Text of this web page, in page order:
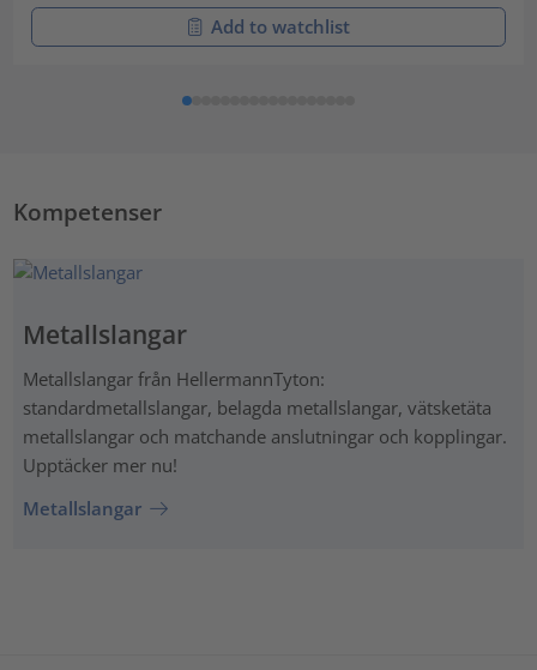
Add to watchlist
Kompetenser
Metallslangar
Metallslangar från HellermannTyton:
standardmetallslangar, belagda metallslangar, vätsketäta
metallslangar och matchande anslutningar och kopplingar.
Upptäcker mer nu!
Metallslangar